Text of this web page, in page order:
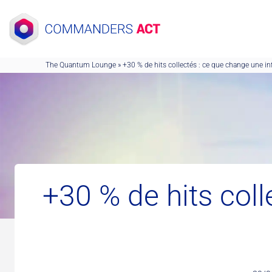
au
contenu
The Quantum Lounge » +30 % de hits collectés : ce que change une
+30 % de hits